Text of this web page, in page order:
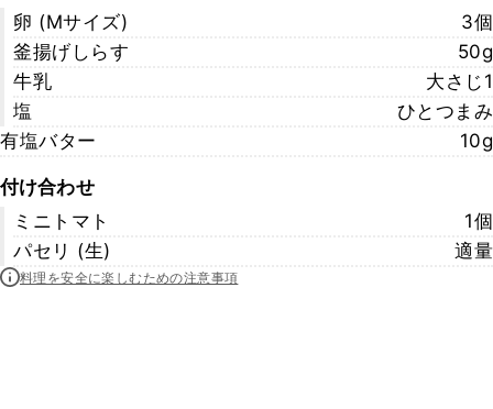
卵 (Mサイズ)
3個
釜揚げしらす
50g
牛乳
大さじ1
塩
ひとつまみ
有塩バター
10g
付け合わせ
ミニトマト
1個
パセリ (生)
適量
料理を安全に楽しむための注意事項